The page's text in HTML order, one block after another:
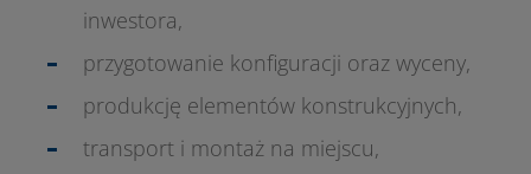
inwestora,
przygotowanie konfiguracji oraz wyceny,
produkcję elementów konstrukcyjnych,
transport i montaż na miejscu,